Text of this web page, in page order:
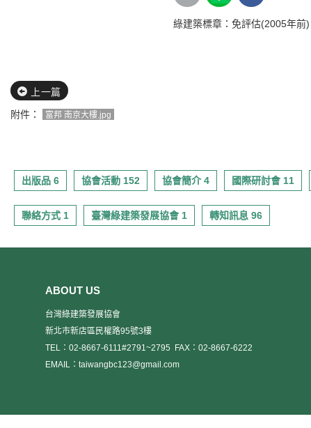
綠建築標章：免評估(2005年前)
上一篇
附件：
富邦 南京大樓.jpg
出版品 6 協會活動 152 協會簡介 4 國際研討會 11
聯絡方式 1 臺灣綠建築發展協會 1 轉知訊息 96
ABOUT US
台灣綠建築發展協會
新北市新店區民權路95號3樓
TEL：02-8667-6111#2791~2795
FAX：02-8667-6222
EMAIL：taiwangbc123@gmail.com